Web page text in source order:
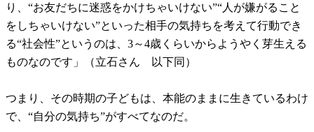
り、“お友だちに迷惑をかけちゃいけない”“人が嫌がること
をしちゃいけない”といった相手の気持ちを考えて行動でき
る“社会性”というのは、3～4歳くらいからようやく芽生える
ものなのです」（立石さん 以下同）
つまり、その時期の子どもは、本能のままに生きているわけ
で、“自分の気持ち”がすべてなのだ。